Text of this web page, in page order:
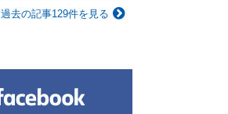
過去の記事129件を見る